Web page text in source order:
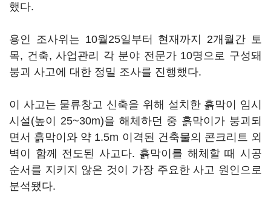
했다.
용인 조사위는 10월25일부터 현재까지 2개월간 토
목, 건축, 사업관리 각 분야 전문가 10명으로 구성돼
붕괴 사고에 대한 정밀 조사를 진행했다.
이 사고는 물류창고 신축을 위해 설치한 흙막이 임시
시설(높이 25~30m)을 해체하던 중 흙막이가 붕괴되
면서 흙막이와 약 1.5m 이격된 건축물의 콘크리트 외
벽이 함께 전도된 사고다. 흙막이를 해체할 때 시공
순서를 지키지 않은 것이 가장 주요한 사고 원인으로
분석됐다.